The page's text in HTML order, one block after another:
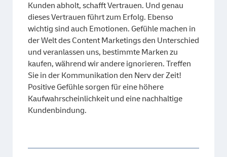
Kunden abholt, schafft Vertrauen. Und genau
dieses Vertrauen führt zum Erfolg. Ebenso
wichtig sind auch Emotionen. Gefühle machen in
der Welt des Content Marketings den Unterschied
und veranlassen uns, bestimmte Marken zu
kaufen, während wir andere ignorieren. Treffen
Sie in der Kommunikation den Nerv der Zeit!
Positive Gefühle sorgen für eine höhere
Kaufwahrscheinlichkeit und eine nachhaltige
Kundenbindung.